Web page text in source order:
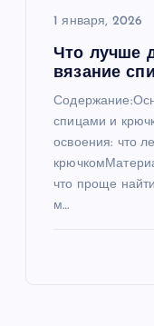
1 января, 2026
Что лучше
вязание
спицами и
освоения: что
что проще
м…